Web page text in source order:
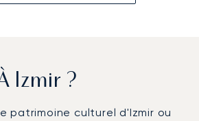
Izmir ?
patrimoine culturel d'Izmir ou